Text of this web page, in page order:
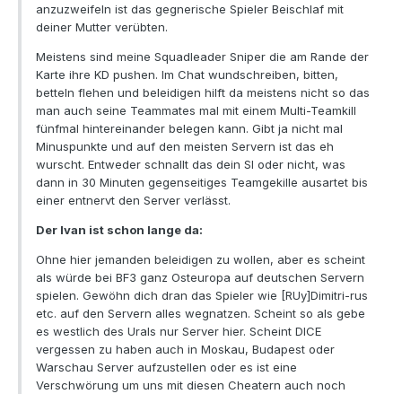
anzuzweifeln ist das gegnerische Spieler Beischlaf mit
deiner Mutter verübten.
Meistens sind meine Squadleader Sniper die am Rande der
Karte ihre KD pushen. Im Chat wundschreiben, bitten,
betteln flehen und beleidigen hilft da meistens nicht so das
man auch seine Teammates mal mit einem Multi-Teamkill
fünfmal hintereinander belegen kann. Gibt ja nicht mal
Minuspunkte und auf den meisten Servern ist das eh
wurscht. Entweder schnallt das dein Sl oder nicht, was
dann in 30 Minuten gegenseitiges Teamgekille ausartet bis
einer entnervt den Server verlässt.
Der Ivan ist schon lange da:
Ohne hier jemanden beleidigen zu wollen, aber es scheint
als würde bei BF3 ganz Osteuropa auf deutschen Servern
spielen. Gewöhn dich dran das Spieler wie [RUy]Dimitri-rus
etc. auf den Servern alles wegnatzen. Scheint so als gebe
es westlich des Urals nur Server hier. Scheint DICE
vergessen zu haben auch in Moskau, Budapest oder
Warschau Server aufzustellen oder es ist eine
Verschwörung um uns mit diesen Cheatern auch noch